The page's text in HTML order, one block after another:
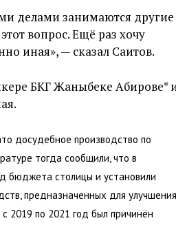
делами занимаются другие
вопрос. Ещё раз хочу
иная», — сказал Саитов.
БКГ Жаныбеке Абирове*
досудебное производство по
тогда сообщили, что в
бюджета столицы и установили
предназначенных для улучшения
2019 по 2021 год был причинён